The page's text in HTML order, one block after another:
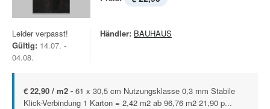
Leider verpasst!
Gültig: 14.07. -
04.08.
Händler: BAUHAUS
€ 22,90 / m2 - 61 x 30,5 cm Nutzungsklasse 0,3 mm Stabile
Klick-Verbindung 1 Karton = 2,42 m2 ab 96,76 m2 21,90 p...